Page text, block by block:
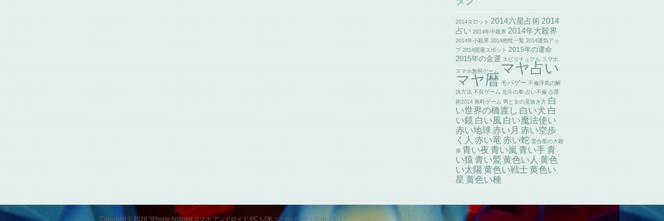
2014タロット 2014六星占術 2014
占い 2014年中殺界 2014年大殺界
2014年小殺界 2014相性一覧 2014運気アッ
プ 2014開運スポット 2015年の運命
2015年の金運 スピリチュアル スマホ
スマホ無料ゲーム マヤ占い
マヤ暦 モバゲー 不倫浮気の解
決方法 不良ゲーム 北斗の拳 占い不倫 占星
術2014 無料ゲーム 男と女の見抜き方 白
い世界の橋渡し 白い犬 白
い鏡 白い風 白い魔法使い
赤い地球赤い月 赤い空歩
く人 赤い竜 赤い蛇 霊合星の大殺
界 青い夜 青い嵐青い手青
い猿 青い鷲黄色い人 黄色
い太陽黄色い戦士黄色い
星 黄色い種
Copyright © 2026 "iPhone Android スマホ アンドロイド PCもOKここがパワー・スポット！".